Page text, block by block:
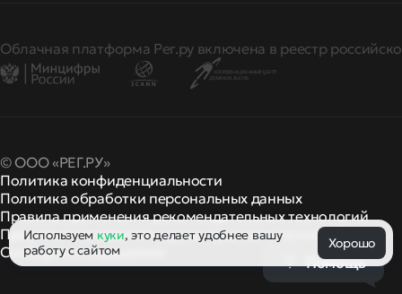
Облачная платформа Рег.ру включена в реестр
© ООО «РЕГ.РУ»
Политика конфиденциальности
Политика обработки персональных данных
Правила применения рекомендательных технологий
Правила пользования и другиеправила и политики
Сообщить о нарушении
Используем куки, это делает удобнее вашу
работу с сайтом
Хорошо
Помощь